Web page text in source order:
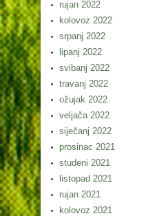
rujan 2022
kolovoz 2022
srpanj 2022
lipanj 2022
svibanj 2022
travanj 2022
ožujak 2022
veljača 2022
siječanj 2022
prosinac 2021
studeni 2021
listopad 2021
rujan 2021
kolovoz 2021